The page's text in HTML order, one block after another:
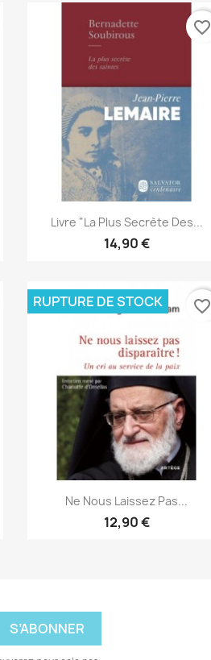
Aperçu rapide
Livre "la Plus Secrète Des...
14,90 €
favorite_border
Aperçu rapide
Ne Nous Laissez Pas...
12,90 €
RUPTURE DE STOCK favorite_border